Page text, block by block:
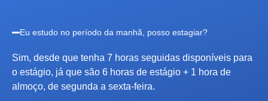
Eu estudo no período da manhã, posso estagiar?
Sim, desde que tenha 7 horas seguidas disponíveis para
o estágio, já que são 6 horas de estágio + 1 hora de
almoço, de segunda a sexta-feira.